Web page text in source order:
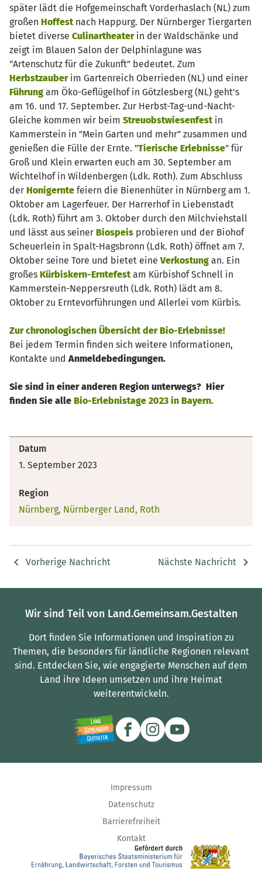
später lädt die Hofgemeinschaft Vorderhaslach (NL) zum
großen Hoffest nach Happurg. Der Nürnberger Tiergarten
bietet diverse Culinartheaterin der Waldschänke und
zeigt im Blauen Salon der Delphinlagune was
"Artenschutz für die Zukunft" bedeutet. Zum
Herbstzauberim Gartenreich Oberrieden (NL) und einer
Führung am Öko-Geflügelhof in Götzlesberg (NL) geht's
am 16. und 17. September. Zur Herbst-Tag-und-Nacht-
Gleiche kommen wir beim Streuobstwiesenfest in
Kammerstein in "Mein Garten und mehr" zusammen und
genießen die Fülle der Ernte. "Tierische Erlebnisse" für
Groß und Klein erwarten euch am 30. September am
Wichtelhof in Wildenbergen (Ldk. Roth). Zum Abschluss
der Honigernte feiern die Bienenhüter in Nürnberg am 1.
Oktober am Lagerfeuer. Der Harrerhof in Liebenstadt
(Ldk. Roth) führt am 3. Oktober durch den Milchviehstall
und lässt aus seiner Biospeis probieren und der Biohof
Scheuerlein in Spalt-Hagsbronn (Ldk. Roth) öffnet am 7.
Oktober seine Tore und bietet eineVerkostung an. Ein
großes Kürbiskern-Erntefest am Kürbishof Schnell in
Kammerstein-Neppersreuth (Ldk. Roth) lädt am 8.
Oktober zu Erntevorführungen und Allerlei vom Kürbis.
Zur chronologischen Übersicht der Bio-Erlebnisse!
Bei jedem Termin finden sich weitere Informationen,
Kontakte und Anmeldebedingungen.
Sie sind in einer anderen Region unterwegs? Hier
finden Sie alle Bio-Erlebnistage 2023 in Bayern.
Datum
1. September 2023
Region
Nürnberg, Nürnberger Land, Roth
Vorherige Nachricht Nächste Nachricht
Wir sind Teil von Land.Gemeinsam.Gestalten
Dort finden Sie Informationen und Inspiration zu
Themen, die besonders für ländliche Regionen relevant
sind. Entdecken Sie, wie engagierte Menschen auf dem
Land ihre Ideen umsetzen und ihre Heimat
weiterentwickeln.
Impressum
Datenschutz
Barrierefreiheit
Kontakt